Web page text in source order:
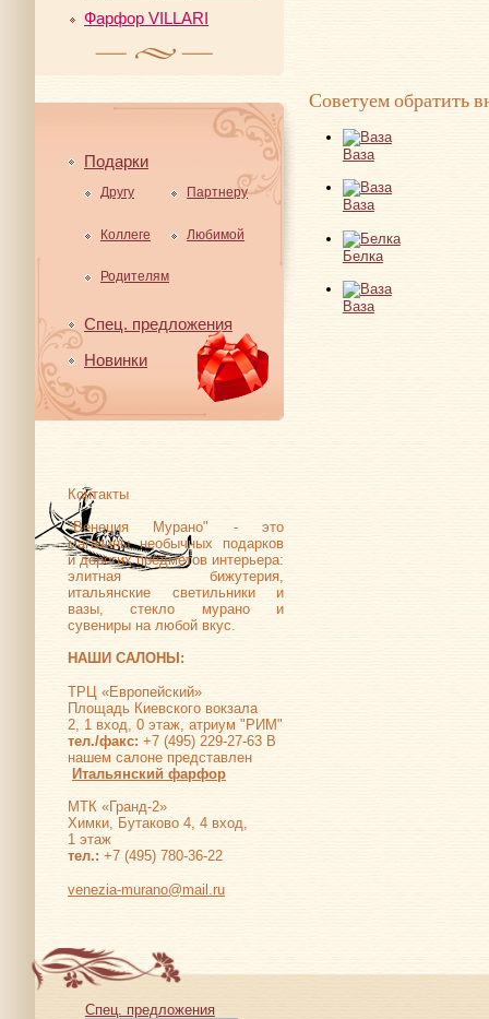
Фарфор VILLARI
Подарки
Другу Партнеру
Коллеге Любимой
Родителям
Спец. предложения
Новинки
Контакты
"Венеция Мурано" - это
магазины необычных подарков
и дорогих предметов интерьера:
элитная бижутерия,
итальянские светильники и
вазы, стекло мурано и
сувениры на любой вкус.
НАШИ САЛОНЫ:
ТРЦ «Европейский»
Площадь Киевского вокзала
2, 1 вход, 0 этаж, атриум "РИМ"
тел./факс: +7 (495) 229-27-63 В
нашем салоне представлен
Итальянский фарфор
МТК «Гранд-2»
Химки, Бутаково 4, 4 вход,
1 этаж
тел.: +7 (495) 780-36-22
venezia-murano@mail.ru
Советуем обратить
Ваза
Ваза
Белка
Ваза
Спец. предложения